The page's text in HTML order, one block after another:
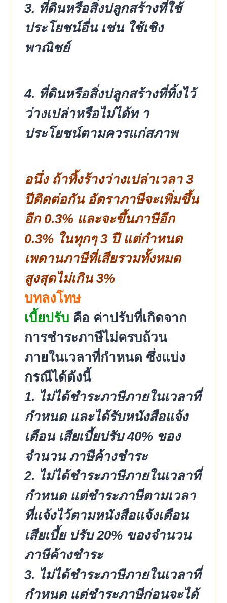
3. ที่ดินหรือสิ่งปลูกสร้างที่ใช้
ประโยชน์อื่น เช่น ใช้เชิง
พาณิชย์
4. ที่ดินหรือสิ่งปลูกสร้างที่ทิ้งไว้
ว่างเปล่าหรือไม่ได้ท า
ประโยชน์ตามควรแก่สภาพ
อนึ่ง ถ้าทิ้งร้างว่างเปล่าเวลา 3
ปีติดต่อกัน อัตราภาษีจะเพิ่มขึ้น
อีก 0.3% และจะขึ้นภาษีอีก
0.3% ในทุกๆ 3 ปี แต่กำหนด
เพดานภาษีที่เสียรวมทั้งหมด
สูงสุดไม่เกิน 3%
บทลงโทษ
เบี้ยปรับ คือ ค่าปรับที่เกิดจาก
การชำระภาษีไม่ครบถ้วน
ภายในเวลาที่กำหนด ซึ่งแบ่ง
กรณีได้ดังนี้
1. ไม่ได้ชำระภาษีภายในเวลาที่
กำหนด และได้รับหนังสือแจ้ง
เตือน เสียเบี้ยปรับ 40% ของ
จำนวน ภาษีค้างชำระ
2. ไม่ได้ชำระภาษีภายในเวลาที่
กำหนด แต่ชำระภาษีตามเวลา
ที่แจ้งไว้ตามหนังสือแจ้งเตือน
เสียเบี้ย ปรับ 20% ของจำนวน
ภาษีค้างชำระ
3. ไม่ได้ชำระภาษีภายในเวลาที่
กำหนด แต่ชำระภาษีก่อนจะได้